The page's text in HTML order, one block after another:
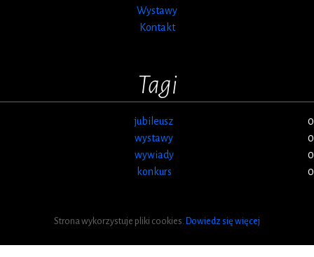
Wystawy
Kontakt
Tagi
jubileusz
0
wystawy
0
wywiady
0
konkurs
0
Strona wykorzystuje pliki cookies. Dowiedz się więcej